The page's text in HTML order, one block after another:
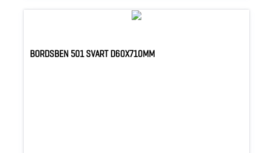
BORDSBEN 501 SVART D60X710MM